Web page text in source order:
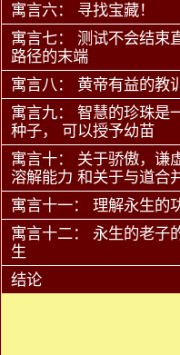
寓言六： 寻找宝藏！
寓言七： 测试不会结束
路径的末端
寓言八： 黄帝有益的教
寓言九： 智慧的珍珠是
种子， 可以授予幼苗
寓言十： 关于骄傲，谦
溶解能力 和关于与道合
寓言十一： 理解永生的
寓言十二： 永生的老子
生
结论